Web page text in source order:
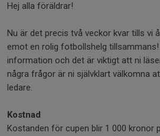
Hej alla föräldrar!
Nu är det precis två veckor kvar tills vi
emot en rolig fotbollshelg
information och det är viktigt att ni
några frågor är ni självklart välkomna
ledare.
Kostnad
Kostanden för cupen blir 1 000 kronor